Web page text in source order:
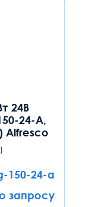
24В
24-A,
Alfresco
150-24-a
запросу